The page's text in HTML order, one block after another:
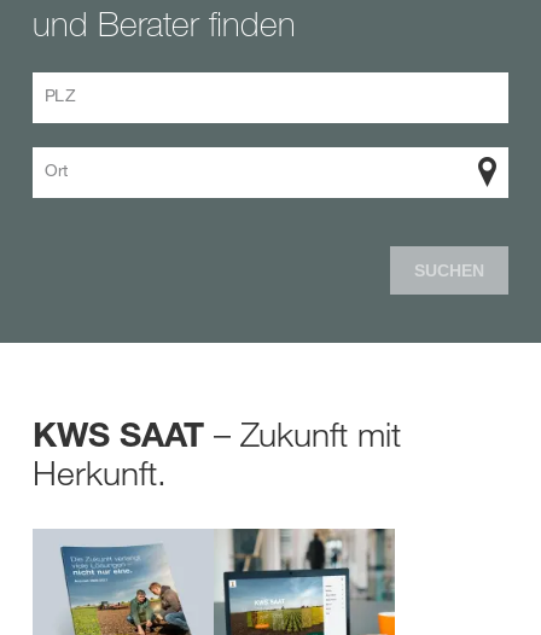
und Berater finden
PLZ
Ort
SUCHEN
KWS SAAT – Zukunft mit
Herkunft.